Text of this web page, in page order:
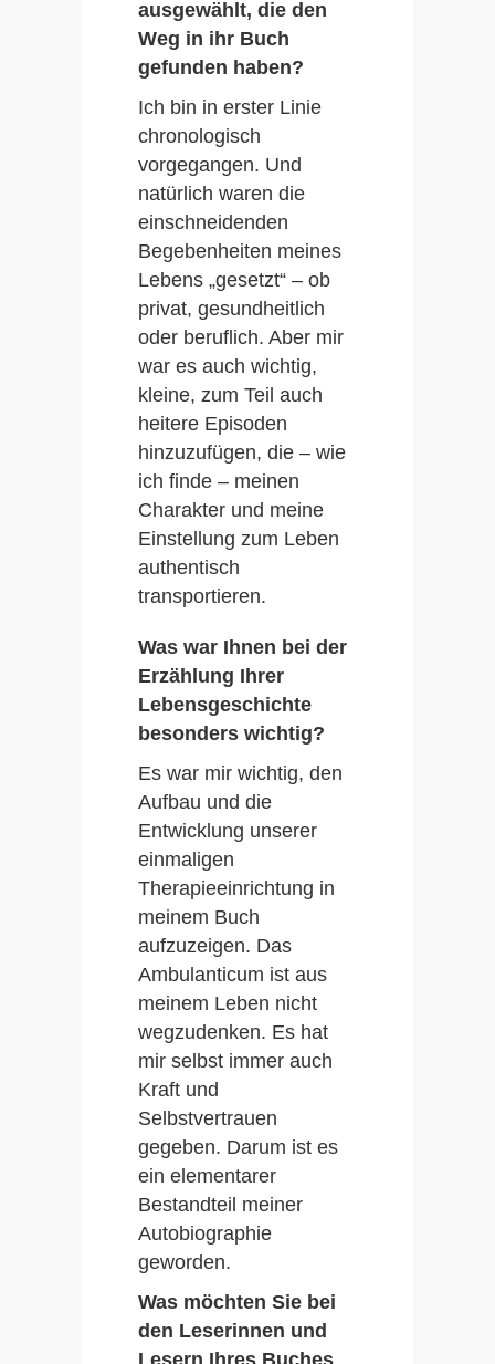
ausgewählt, die den
Weg in ihr Buch
gefunden haben?
Ich bin in erster Linie
chronologisch
vorgegangen. Und
natürlich waren die
einschneidenden
Begebenheiten meines
Lebens „gesetzt“ – ob
privat, gesundheitlich
oder beruflich. Aber mir
war es auch wichtig,
kleine, zum Teil auch
heitere Episoden
hinzuzufügen, die – wie
ich finde – meinen
Charakter und meine
Einstellung zum Leben
authentisch
transportieren.
Was war Ihnen bei der
Erzählung Ihrer
Lebensgeschichte
besonders wichtig?
Es war mir wichtig, den
Aufbau und die
Entwicklung unserer
einmaligen
Therapieeinrichtung in
meinem Buch
aufzuzeigen. Das
Ambulanticum ist aus
meinem Leben nicht
wegzudenken. Es hat
mir selbst immer auch
Kraft und
Selbstvertrauen
gegeben. Darum ist es
ein elementarer
Bestandteil meiner
Autobiographie
geworden.
Was möchten Sie bei
den Leserinnen und